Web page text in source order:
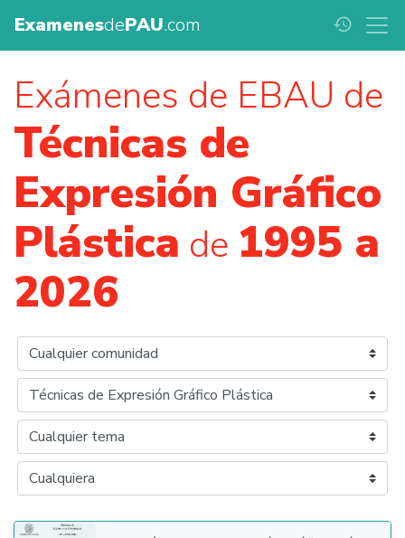
ExamenesdePAU.com history
Exámenes de EBAU de
Técnicas de
Expresión Gráfico
Plástica de 1995 a
2026